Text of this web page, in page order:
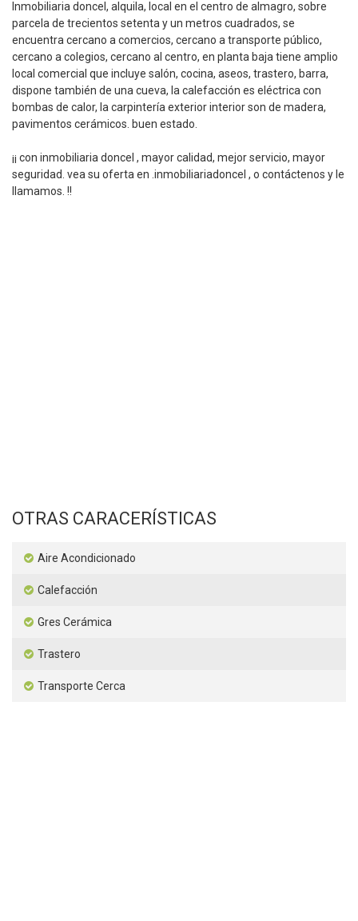
Inmobiliaria doncel, alquila, local en el centro de almagro, sobre
parcela de trecientos setenta y un metros cuadrados, se
encuentra cercano a comercios, cercano a transporte público,
cercano a colegios, cercano al centro, en planta baja tiene amplio
local comercial que incluye salón, cocina, aseos, trastero, barra,
dispone también de una cueva, la calefacción es eléctrica con
bombas de calor, la carpintería exterior interior son de madera,
pavimentos cerámicos. buen estado.
¡¡ con inmobiliaria doncel , mayor calidad, mejor servicio, mayor
seguridad. vea su oferta en .inmobiliariadoncel , o contáctenos y le
llamamos. !!
OTRAS CARACERÍSTICAS
Aire Acondicionado
Calefacción
Gres Cerámica
Trastero
Transporte Cerca